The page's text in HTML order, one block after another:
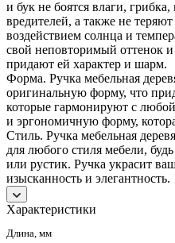
и бук не боятся влаги,
вредителей, а также не
воздействием солнца и
свой неповторимый оттенок
придают ей характер и шарм.
Форма. Ручка мебельная
оригинальную форму, что
которые гармонируют с
и эргономичную форму,
Стиль. Ручка мебельная
для любого стиля мебели,
или рустик. Ручка украсит
изысканность и элегантность.
Характеристики
Длина, мм